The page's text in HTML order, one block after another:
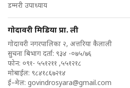
डम्मरी उपाध्याय
गोदावरी मिडिया प्रा. ली
गोदावरी नगरपालिका २, अत्तरिया कैलाली
सुचना बिभाग दर्ता: ९३४ -०७५/७६
फोन: ०९१- ५५१२११ ,५५१२१८
मोबाईल: ९८४१८६७२१४
ई–मेल: govindrosyara@gmail.com